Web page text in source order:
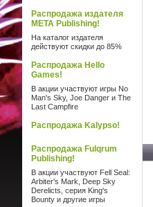
Распродажа издателя
META Publishing!
На каталог издателя
действуют скидки до 85%
Распродажа Hello
Games!
В акции участвуют игры No
Man's Sky, Joe Danger и The
Last Campfire
Распродажа Kalypso!
Распродажа Fulqrum
Publishing!
В акции участвуют Fell Seal:
Arbiter's Mark, Deep Sky
Derelicts, серия King's
Bounty и другие игры